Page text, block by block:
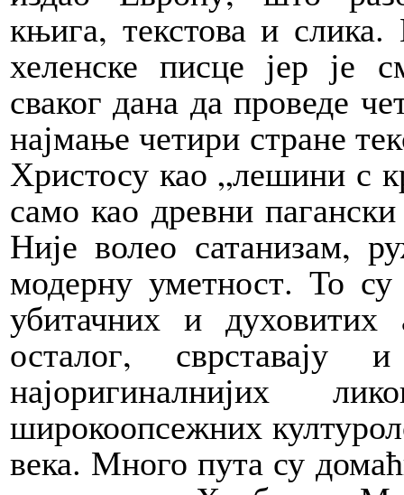
књига, текстова и
хеленске писце јер је
сваког дана да проведе
најмање четири стране
Христосу као „лешини с
само као древни
Није волео сатанизам,
модерну уметност. То
убитачних и духовитих
осталог,
најоригиналнијих
широкоопсежних
века. Много пута су